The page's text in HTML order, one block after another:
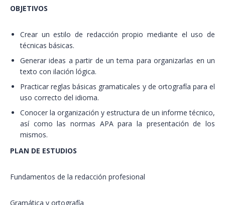
OBJETIVOS
Crear un estilo de redacción propio mediante el uso de
técnicas básicas.
Generar ideas a partir de un tema para organizarlas en un
texto con ilación lógica.
Practicar reglas básicas gramaticales y de ortografía para el
uso correcto del idioma.
Conocer la organización y estructura de un informe técnico,
así como las normas APA para la presentación de los
mismos.
PLAN DE ESTUDIOS
Fundamentos de la redacción profesional
Gramática y ortografía